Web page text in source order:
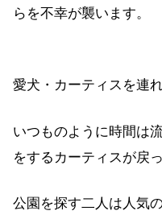
らを不幸が襲います。
愛犬・カーティスを連
いつものように時間は
をするカーティスが戻
公園を探す二人は人気